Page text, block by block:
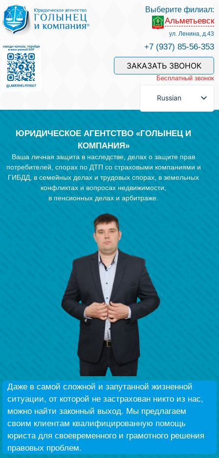
Услуги и наши специалисты
Оплата услуг
Задать вопрос
Отзывы
Полезные статьи
Выберите филиал:
Альметьевск
ул. Ленина, д.43
+7 (937) 85-56-353
ЗАКАЗАТЬ ЗВОНОК
Бесплатный звонок
Russian
ЮРИДИЧЕСКОЕ АГЕНТСТВО «ГОЛЫНЕЦ И
КОМПАНИЯ»
Ваша личная защита в наследстве, делах о защите прав
потребителей, спорах по ДТП со страховыми компаниями и
ГИБДД, в семейных делах и трудовых спорах, в земельных
конфликтах и вопросах недвижимости,
в пенсионных делах и арбитраже.
Даже в самой сложной и запутанной жизненной
ситуации, от которой не застрахован никто из нас,
можно найти законный выход. Мы предлагаем
своим клиентам квалифицированную помощь
юриста для своевременного и грамотного решения
правовых проблем.